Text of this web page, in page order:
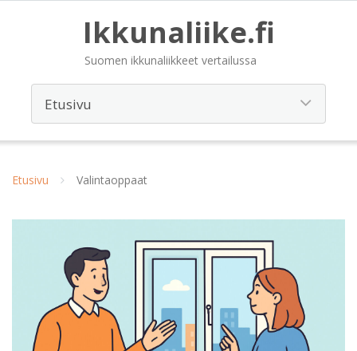
Ikkunaliike.fi
Suomen ikkunaliikkeet vertailussa
Etusivu Valintaoppaat